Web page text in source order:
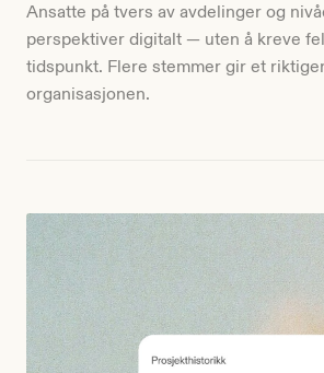
Ansatte på tvers av avdelinger og
perspektiver digitalt — uten å kreve
tidspunkt. Flere stemmer gir et
organisasjonen.